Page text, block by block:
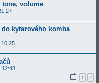
tone, volume
kytarového komba
10:25
12:48
1 2